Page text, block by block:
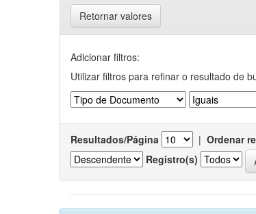
Retornar valores
Adicionar filtros:
Utilizar filtros para refinar o resultado de
Resultados/Página | Ordenar
Registro(s)